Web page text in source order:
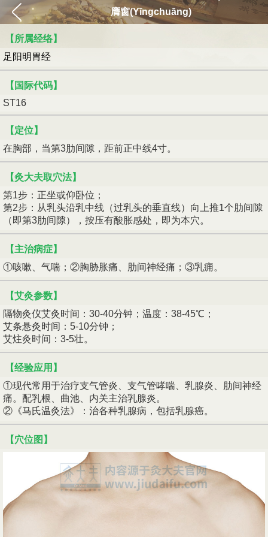
膺窗(Yīngchuāng)
【所属经络】
足阳明胃经
【国际代码】
ST16
【定位】
在胸部，当第3肋间隙，距前正中线4寸。
【灸大夫取穴法】
第1步：正坐或仰卧位；
第2步：从乳头沿乳中线（过乳头的垂直线）向上推1个肋间隙
（即第3肋间隙），按压有酸胀感处，即为本穴。
【主治病症】
①咳嗽、气喘；②胸胁胀痛、肋间神经痛；③乳痈。
【艾灸参数】
隔物灸仪艾灸时间：30-40分钟；温度：38-45℃；
艾条悬灸时间：5-10分钟；
艾炷灸时间：3-5壮。
【经验应用】
①现代常用于治疗支气管炎、支气管哮喘、乳腺炎、肋间神经
痛。配乳根、曲池、内关主治乳腺炎。
②《马氏温灸法》：治各种乳腺病，包括乳腺癌。
【穴位图】